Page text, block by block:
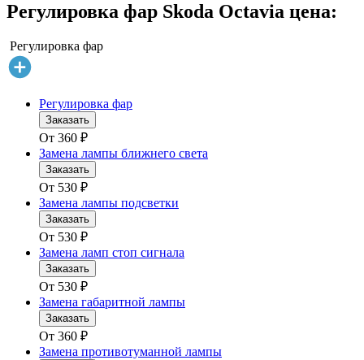
Регулировка фар Skoda Octavia цена:
Регулировка фар
Регулировка фар
Заказать
От 360 ₽
Замена лампы ближнего света
Заказать
От 530 ₽
Замена лампы подсветки
Заказать
От 530 ₽
Замена ламп стоп сигнала
Заказать
От 530 ₽
Замена габаритной лампы
Заказать
От 360 ₽
Замена противотуманной лампы